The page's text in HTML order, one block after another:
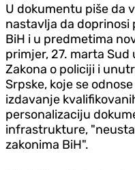
U dokumentu piše da
nastavlja da
BiH i u predmetima
primjer, 27. marta
Zakona o policiji i
Srpske, koje se
izdavanje
personalizaciju
infrastrukture,
zakonima BiH".